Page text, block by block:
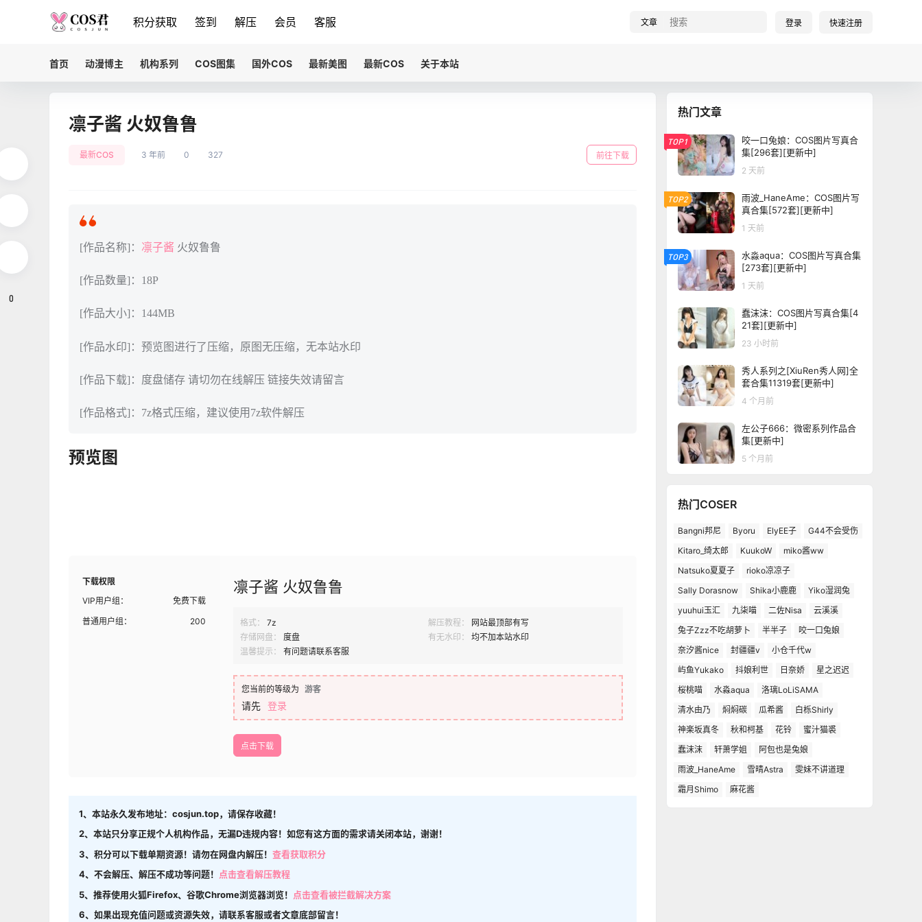
积分获取 签到 解压 会员 客服 文章 登录 快速注册
首页 动漫博主 机构系列 COS图集 国外COS 最新美图 最新COS 关于本站
凛子酱 火奴鲁鲁
最新COS 3 年前 0 327 前往下载
[作品名称]： 凛子酱 火奴鲁鲁
[作品数量]：18P
[作品大小]：144MB
[作品水印]：预览图进行了压缩，原图无压缩，无本站水印
[作品下载]：度盘储存 请切勿在线解压 链接失效请留言
[作品格式]：7z格式压缩，建议使用7z软件解压
预览图
下载权限
VIP用户组：
免费下载
普通用户组：
200
凛子酱 火奴鲁鲁
格式： 7z 解压教程：
网站最顶部有写
存储网盘：
度盘 有无水印：
均不加本站水印
温馨提示：
有问题请联系客服
您当前的等级为 游客
请先 登录
点击下载
1、本站永久发布地址：cosjun.top，请保存收藏！
2、本站只分享正规个人机构作品，无漏D违规内容！如您有这方面的需求请关闭本站，谢谢！
3、积分可以下载单期资源！请勿在网盘内解压！ 查看获取积分
4、不会解压、解压不成功等问题！
点击查看解压教程
5、推荐使用火狐Firefox、谷歌Chrome浏览器浏览！
点击查看被拦截解决方案
6、如果出现充值问题或资源失效，请联系客服或者文章底部留言！
0
热门文章
TOP1
咬一口兔娘：COS图片写真合
集[296套][更新中]
2 天前
TOP2
雨波_HaneAme：COS图片写
真合集[572套][更新中]
1 天前
TOP3
水淼aqua：COS图片写真合集
[273套][更新中]
1 天前
蠢沫沫：COS图片写真合集[4
21套][更新中]
23 小时前
秀人系列之[XiuRen秀人网]全
套合集11319套[更新中]
4 个月前
左公子666：微密系列作品合
集[更新中]
5 个月前
热门COSER
Bangni邦尼 Byoru ElyEE子
G44不会受伤
Kitaro_绮太郎
KuukoW
miko酱ww
Natsuko夏夏子
rioko凉凉子
Sally Dorasnow
Shika小鹿鹿
Yiko湿润兔
yuuhui玉汇
九柒喵 二佐Nisa
云溪溪
兔子Zzz不吃胡萝卜
半半子
咬一口兔娘
奈汐酱nice
封疆疆v
小仓千代w
屿鱼Yukako
抖娘利世 日奈娇
星之迟迟
桜桃喵
水淼aqua
洛璃LoLiSAMA
清水由乃
焖焖碳 瓜希酱
白栎Shirly
神楽坂真冬
秋和柯基 花铃
蜜汁猫裘
蠢沫沫
轩萧学姐
阿包也是兔娘
雨波_HaneAme
雪晴Astra
雯妹不讲道理
霜月Shimo
麻花酱